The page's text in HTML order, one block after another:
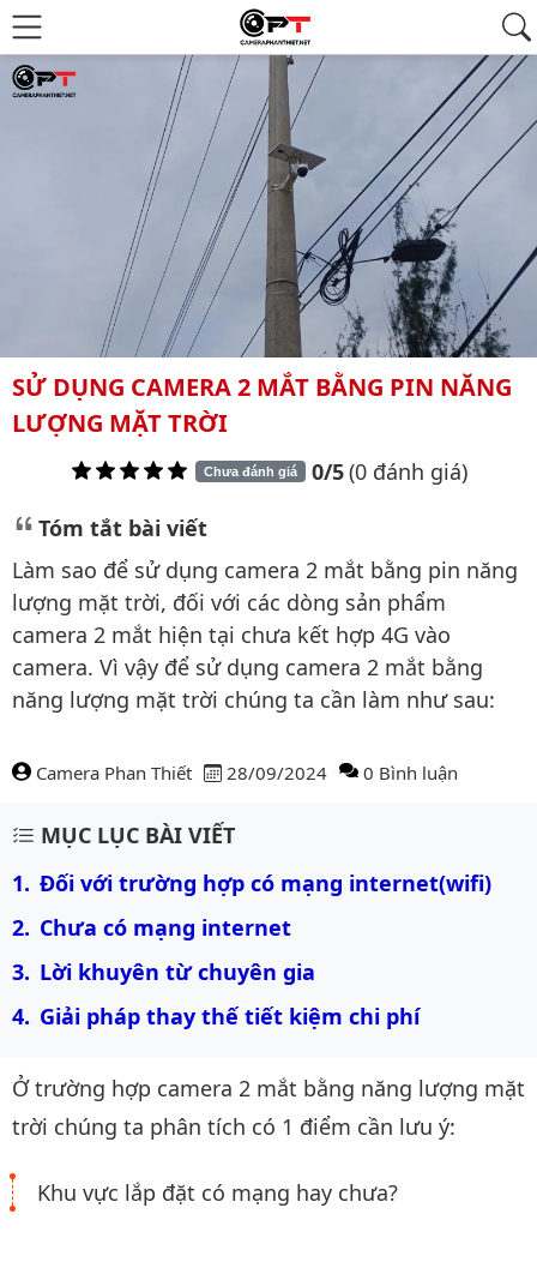
SỬ DỤNG CAMERA 2 MẮT BẰNG PIN NĂNG
LƯỢNG MẶT TRỜI
Chưa đánh giá 0/5(0 đánh giá)
Tóm tắt bài viết
Làm sao để sử dụng camera 2 mắt bằng pin năng
lượng mặt trời, đối với các dòng sản phẩm
camera 2 mắt hiện tại chưa kết hợp 4G vào
camera. Vì vậy để sử dụng camera 2 mắt bằng
năng lượng mặt trời chúng ta cần làm như sau:
Camera Phan Thiết 28/09/2024 0 Bình luận
Nội dung bài viết
MỤC LỤC BÀI VIẾT
Đối với trường hợp có mạng internet(wifi)
Chưa có mạng internet
Lời khuyên từ chuyên gia
Giải pháp thay thế tiết kiệm chi phí
Ở trường hợp camera 2 mắt bằng năng lượng mặt
trời chúng ta phân tích có 1 điểm cần lưu ý:
Khu vực lắp đặt có mạng hay chưa?